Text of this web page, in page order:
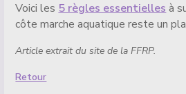
Voici les 5 règles essentielles à
côte marche aquatique reste un
Article extrait du site de la FFRP.
Retour